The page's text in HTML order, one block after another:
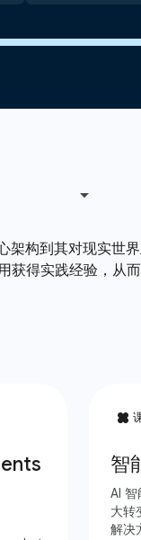
架构到其对现实世
获得实践经验，从